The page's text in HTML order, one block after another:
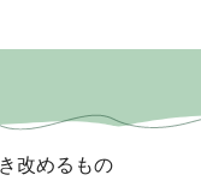
改めるもの